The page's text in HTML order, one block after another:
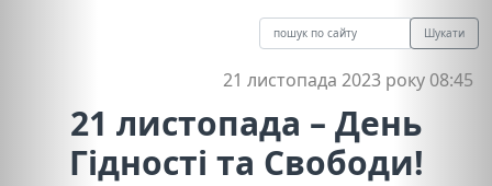
Шукати
21 листопада 2023 року 08:45
21 листопада – День
Гідності та Свободи!